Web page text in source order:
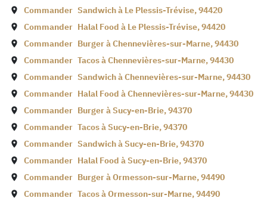
Commander Sandwich à Le Plessis-Trévise,94420
Commander Halal Food à Le Plessis-Trévise,94420
Commander Burger àChennevières-sur-Marne,94430
Commander Tacos àChennevières-sur-Marne,94430
Commander Sandwich àChennevières-sur-Marne,94430
Commander Halal Food àChennevières-sur-Marne,94430
Commander Burger àSucy-en-Brie,94370
Commander Tacos àSucy-en-Brie,94370
Commander Sandwich àSucy-en-Brie,94370
Commander Halal Food àSucy-en-Brie,94370
Commander Burger àOrmesson-sur-Marne,94490
Commander Tacos àOrmesson-sur-Marne,94490